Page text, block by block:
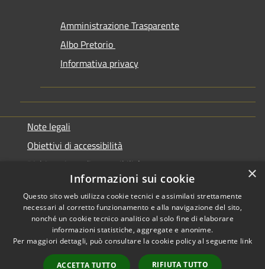
Amministrazione Trasparente
Albo Pretorio
Informativa privacy
Note legali
Obiettivi di accessibilità
Dichiarazione di accessibilità
Accessibilità
Copyright © 2026 • Comune di
Genazzano • Powered by
Municipium• Accesso
×
Informazioni sui cookie
Questo sito web utilizza cookie tecnici e assimilati strettamente
necessari al corretto funzionamento e alla navigazione del sito,
nonché un cookie tecnico analitico al solo fine di elaborare
informazioni statistiche, aggregate e anonime.
Per maggiori dettagli, può consultare la cookie policy al seguente link
ACCETTA TUTTO RIFIUTA TUTTO